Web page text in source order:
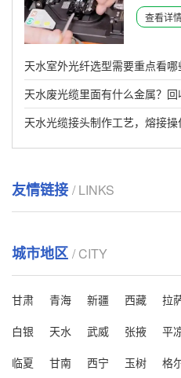
部...
查看详
天水室外光纤选型需要重点看哪
天水废光缆里面有什么金属？回
天水光缆接头制作工艺，熔接操
友情链接 / LINKS
城市地区 / CITY
甘肃 青海 新疆 西藏 拉
白银
天水 武威 张掖 平
临夏
甘南 西宁 玉树 格